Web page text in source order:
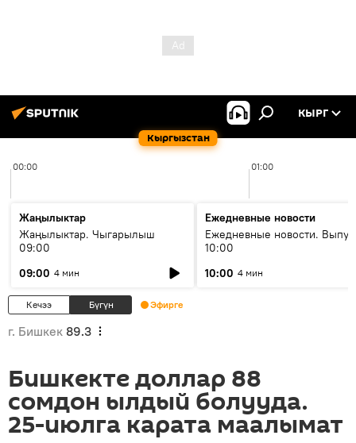
Кыргызстан
КЫРГ
00:00 01:00
Жаңылыктар
Жаңылыктар. Чыгарылыш
09:00
09:00 4 мин
Ежедневные новости
Ежедневные новости.
10:00
10:00 4 мин
Кечээ Бүгүн Эфирге
г. Бишкек 89.3
Бишкекте доллар 88
сомдон ылдый болууда.
25-июлга карата маалымат